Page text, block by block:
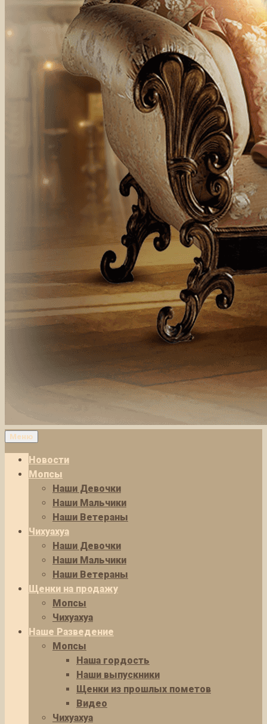
Меню
Новости
Мопсы
Наши Девочки
Наши Мальчики
Наши Ветераны
Чихуахуа
Наши Девочки
Наши Мальчики
Наши Ветераны
Щенки на продажу
Мопсы
Чихуахуа
Наше Разведение
Мопсы
Наша гордость
Наши выпускники
Щенки из прошлых пометов
Видео
Чихуахуа